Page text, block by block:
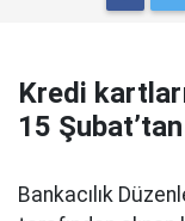
Kredi
15
Bankacılık